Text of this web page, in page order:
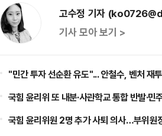
고수정 기자
기사 모아 보기 >
​"민간 투자 선순환 유도"... 안철수, 벤처 재
국힘 윤리위 또 내분·사관학교 통합 반발·민
국힘 윤리위원 2명 추가 사퇴 의사…부위원